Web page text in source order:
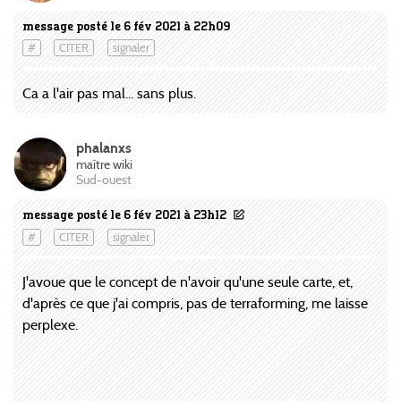
message posté le 6 fév 2021 à 22h09
# CITER signaler
Ca a l'air pas mal... sans plus.
message posté le 6 fév 2021 à 23h12
# CITER signaler
phalanxs
maître wiki
Sud-ouest
J'avoue que le concept de n'avoir qu'une seule carte, et,
d'après ce que j'ai compris, pas de terraforming, me laisse
perplexe.